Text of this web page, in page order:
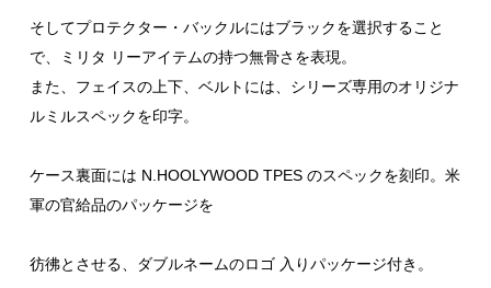
そしてプロテクター・バックルにはブラックを選択すること
で、ミリタ リーアイテムの持つ無骨さを表現。
また、フェイスの上下、ベルトには、シリーズ専用のオリジナ
ルミルスペックを印字。
ケース裏面には N.HOOLYWOOD TPES のスペックを刻印。米
軍の官給品のパッケージを
彷彿とさせる、ダブルネームのロゴ 入りパッケージ付き。